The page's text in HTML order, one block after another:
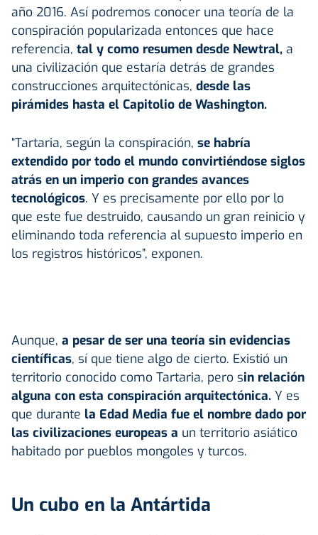
año 2016. Así podremos conocer una teoría de la
conspiración popularizada entonces que hace
referencia, tal y como resumen desde Newtral, a
una civilización que estaría detrás de grandes
construcciones arquitectónicas, desde las
pirámides hasta el Capitolio de Washington.
“Tartaria, según la conspiración, se habría
extendido por todo el mundo convirtiéndose siglos
atrás en un imperio con grandes avances
tecnológicos. Y es precisamente por ello por lo
que este fue destruido, causando un gran reinicio y
eliminando toda referencia al supuesto imperio en
los registros históricos”, exponen.
Aunque, a pesar de ser una teoría sin evidencias
científicas, sí que tiene algo de cierto. Existió un
territorio conocido como Tartaria, pero sin relación
alguna con esta conspiración arquitectónica. Y es
que durante la Edad Media fue el nombre dado por
las civilizaciones europeas a un territorio asiático
habitado por pueblos mongoles y turcos.
Un cubo en la Antártida